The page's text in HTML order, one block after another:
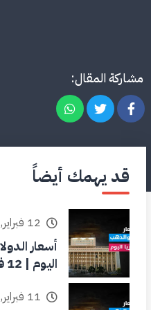
مشاركة المقال:
قد يهمك أيضاً
12 فبراير, 2026 - 11:44 ص
أسعار
اليوم | 12 فبراير الخميس 2026
11 فبراير, 2026 - 11:05 ص